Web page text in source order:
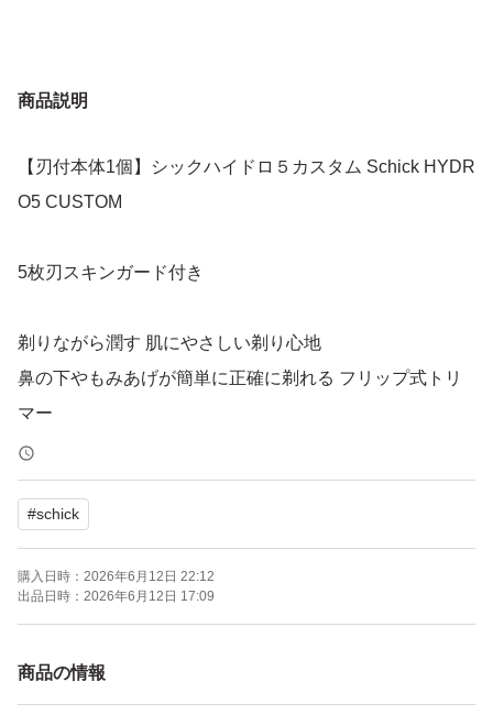
商品説明
【刃付本体1個】シックハイドロ５カスタム Schick HYDR
O5 CUSTOM
5枚刃スキンガード付き
剃りながら潤す 肌にやさしい剃り心地
鼻の下やもみあげが簡単に正確に剃れる フリップ式トリ
マー
肌への刺激を軽減 ココナッツオイル配合 ヒアルロン酸も
配合
●あなたの肌と剃り方にカスタマイズされた剃り味
●肌の質と剃り方は、ひとりひとり違う。
●剃り方にあわせて肌にかかる力を自動調整する衝撃吸収
テクノロジー。
#schick
購入日時： 2026年6月12日 22:12
出品日時： 2026年6月12日 17:09
商品の情報